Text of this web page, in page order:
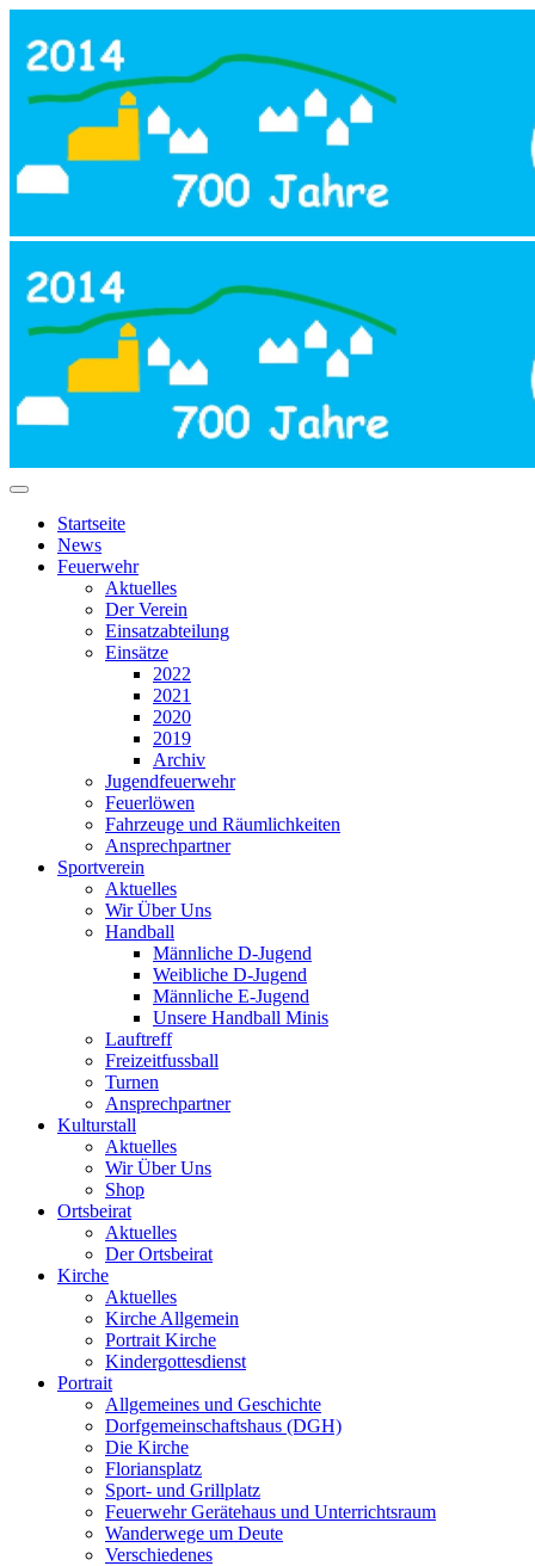
Startseite
News
Feuerwehr
Aktuelles
Der Verein
Einsatzabteilung
Einsätze
2022
2021
2020
2019
Archiv
Jugendfeuerwehr
Feuerlöwen
Fahrzeuge und Räumlichkeiten
Ansprechpartner
Sportverein
Aktuelles
Wir Über Uns
Handball
Männliche D-Jugend
Weibliche D-Jugend
Männliche E-Jugend
Unsere Handball Minis
Lauftreff
Freizeitfussball
Turnen
Ansprechpartner
Kulturstall
Aktuelles
Wir Über Uns
Shop
Ortsbeirat
Aktuelles
Der Ortsbeirat
Kirche
Aktuelles
Kirche Allgemein
Portrait Kirche
Kindergottesdienst
Portrait
Allgemeines und Geschichte
Dorfgemeinschaftshaus (DGH)
Die Kirche
Floriansplatz
Sport- und Grillplatz
Feuerwehr Gerätehaus und Unterrichtsraum
Wanderwege um Deute
Verschiedenes